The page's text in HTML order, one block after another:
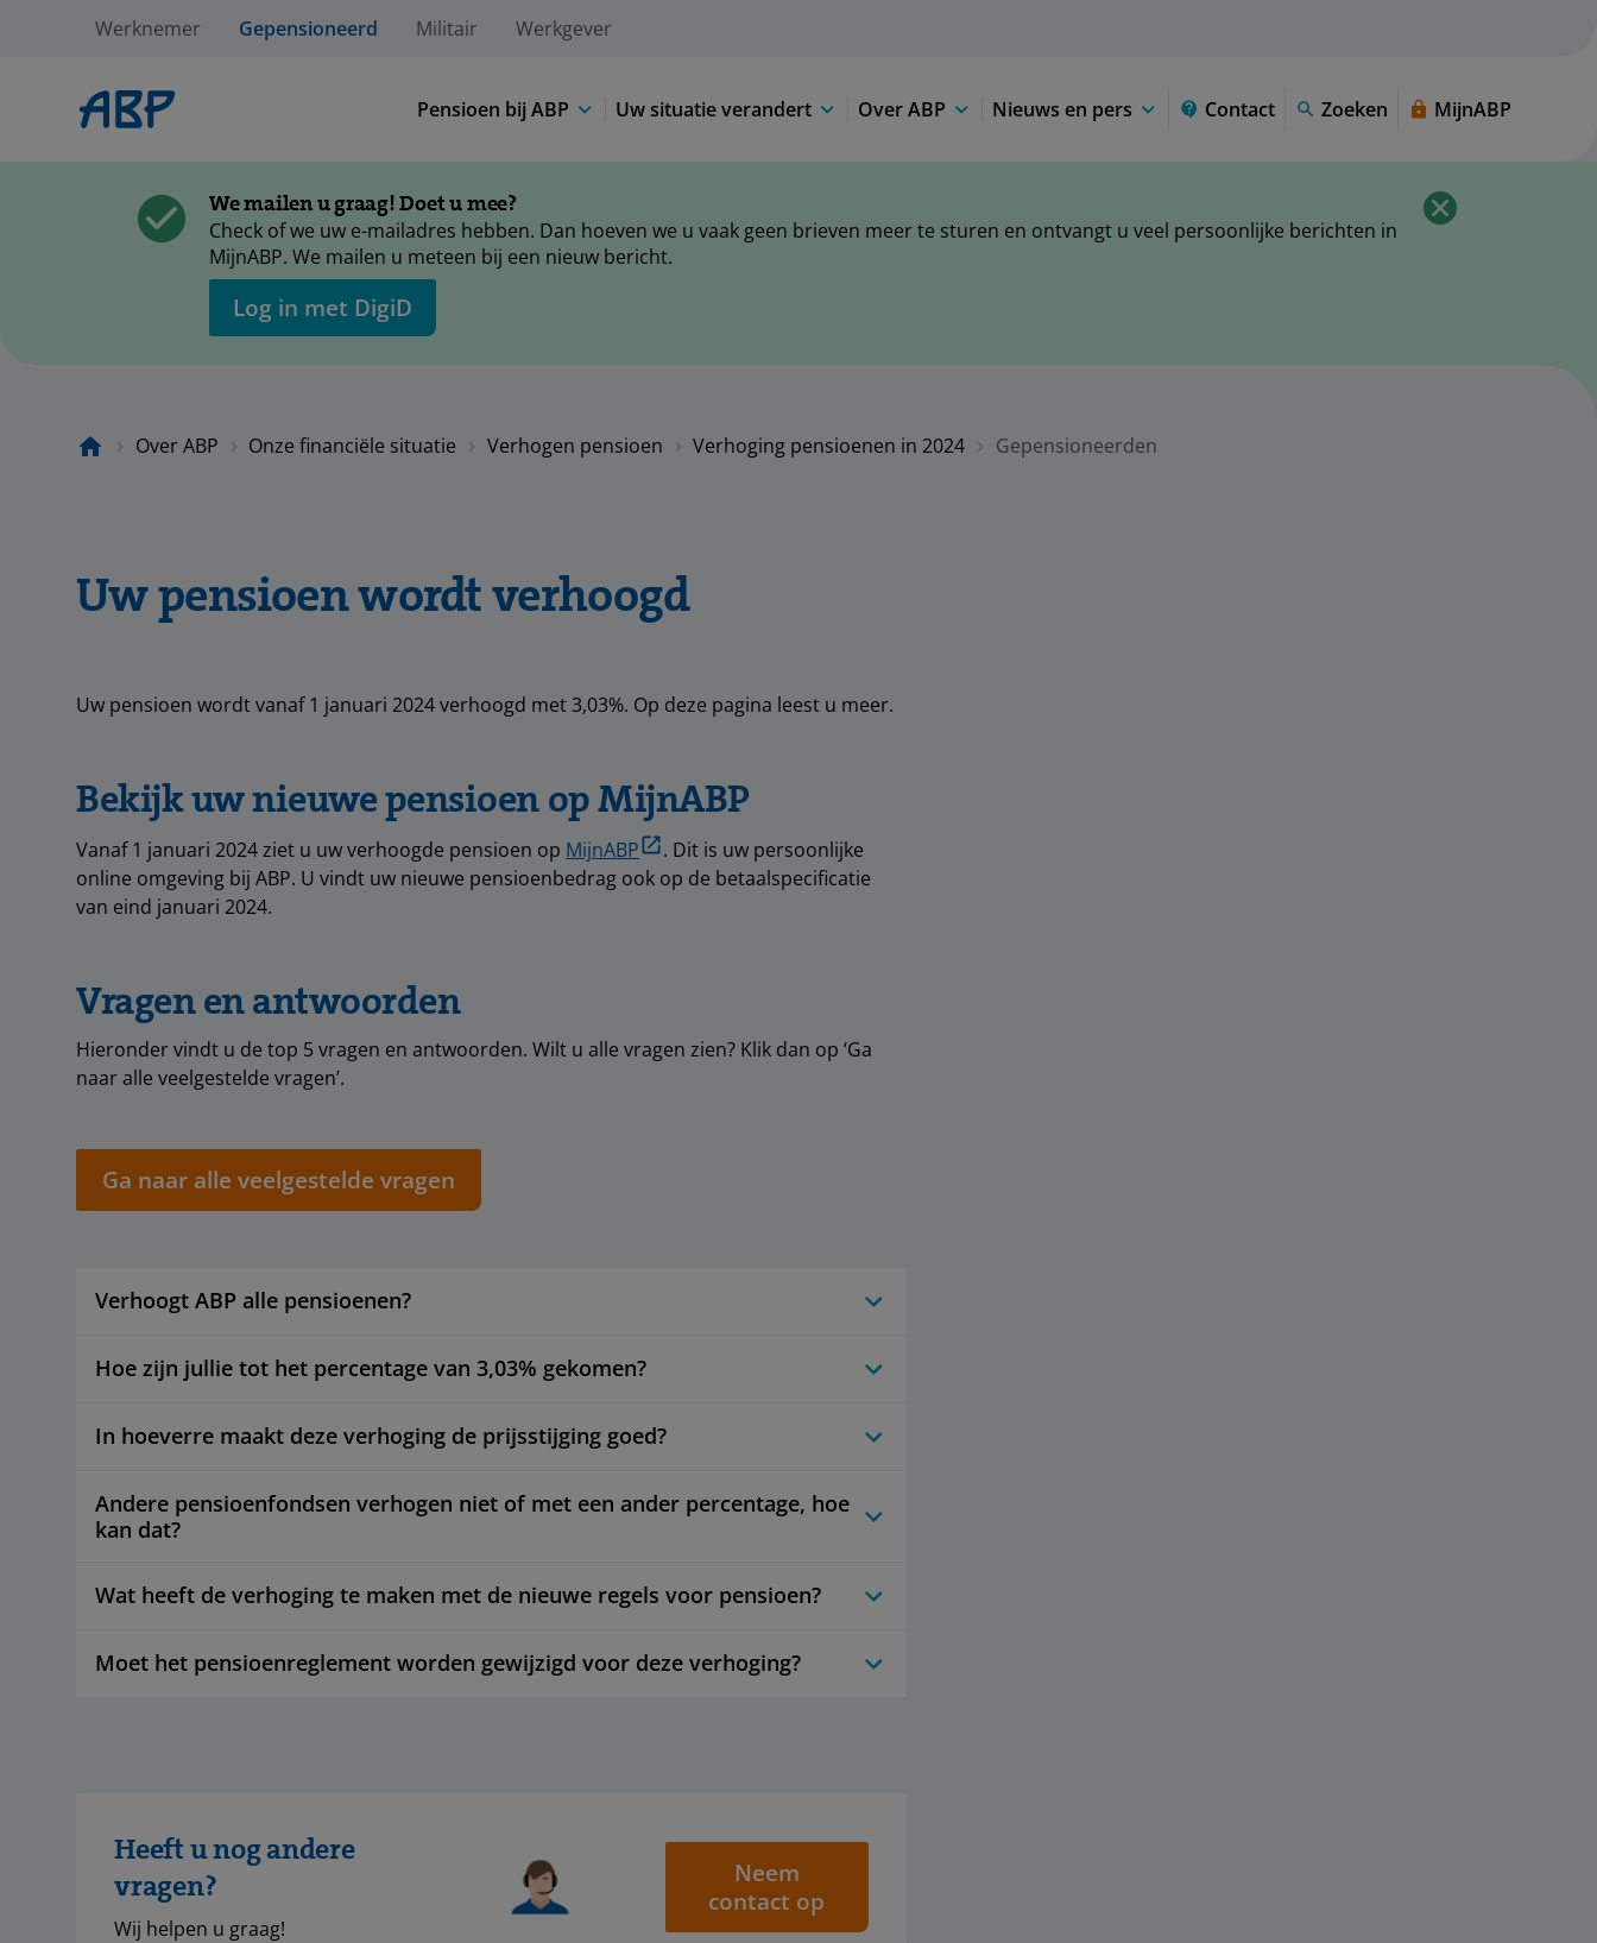
Werknemer Gepensioneerd Militair Werkgever
Pensioen bij ABP Uw situatie verandert Over ABP Nieuws en pers Contact Zoeken MijnABP
We mailen u graag! Doet u mee?
Check of we uw e-mailadres hebben. Dan hoeven we u vaak geen brieven meer te sturen en ontvangt u veel persoonlijke berichten in
MijnABP. We mailen u meteen bij een nieuw bericht.
Log in met DigiD
Over ABP Onze financiële situatie Verhogen pensioen Verhoging pensioenen in 2024 Gepensioneerden
Uw pensioen wordt verhoogd
Uw pensioen wordt vanaf 1 januari 2024 verhoogd met 3,03%. Op deze pagina leest u meer.
Bekijk uw nieuwe pensioen op MijnABP
Vanaf 1 januari 2024 ziet u uw verhoogde pensioen op MijnABP
. Dit is uw persoonlijke
online omgeving bij ABP. U vindt uw nieuwe pensioenbedrag ook op de betaalspecificatie
van eind januari 2024.
Vragen en antwoorden
Hieronder vindt u de top 5 vragen en antwoorden. Wilt u alle vragen zien? Klik dan op ‘Ga
naar alle veelgestelde vragen’.
Ga naar alle veelgestelde vragen
Verhoogt ABP alle pensioenen?
Hoe zijn jullie tot het percentage van 3,03% gekomen?
In hoeverre maakt deze verhoging de prijsstijging goed?
Andere pensioenfondsen verhogen niet of met een ander percentage, hoe
kan dat?
Wat heeft de verhoging te maken met de nieuwe regels voor pensioen?
Moet het pensioenreglement worden gewijzigd voor deze verhoging?
Heeft u nog andere
vragen?
Wij helpen u graag!
Neem
contact op